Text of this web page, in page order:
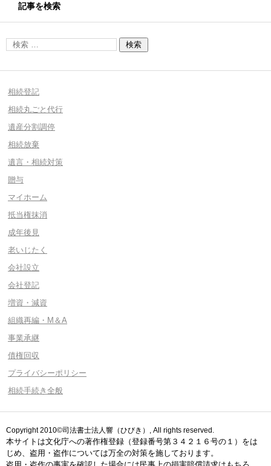
記事を検索
相続登記
相続丸ごと代行
遺産分割調停
相続放棄
遺言・相続対策
贈与
マイホーム
抵当権抹消
成年後見
老いじたく
会社設立
会社登記
増資・減資
組織再編・M＆A
事業承継
債権回収
プライバシーポリシー
相続手続き全般
Copyright 2010©司法書士法人響（ひびき）, All rights reserved.
本サイトは文化庁への著作権登録（登録番号第３４２１６号の１）をは
じめ、盗用・盗作については万全の対策を施しております。